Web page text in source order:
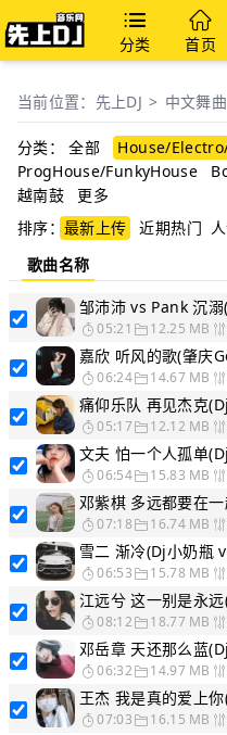
分类 首页
当前位置： 先上DJ > 中文舞曲
分类： 全部
House/
ProgHouse/FunkyHouse
越南鼓
更多
排序：最新上传 近期热门
歌曲名称
邹沛沛 vs Pank 沉
05:21 12.25 MB
06:24 14.67 MB
痛仰乐队 再见杰克
05:17 12.12 MB
文夫 怕一个人孤单
06:54 15.83 MB
邓紫棋 多远都要在
07:18 16.74 MB
雪二 渐冷(Dj小奶瓶
06:53 15.78 MB
江远兮 这一别是永
08:12 18.77 MB
06:32 14.97 MB
王杰 我是真的爱上
07:03 16.15 MB